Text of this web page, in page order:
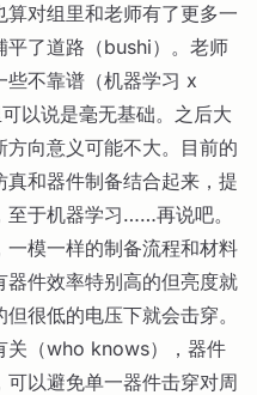
对组里和老师有了更多一
平了道路（bushi）。老师
些不靠谱（机器学习 x
以说是毫无基础。之后大
向意义可能不大。目前的
和器件制备结合起来，提
于机器学习……再说吧。
模一样的制备流程和材料
器件效率特别高的但亮度就
很低的电压下就会击穿。
关（who knows），器件
以避免单一器件击穿对周